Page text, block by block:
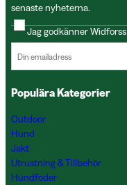
senaste nyheterna.
Jag godkänner Widforss
Populära Kategorier
Outdoor
Hund
Jakt
Utrustning & Tillbehör
Hundfoder